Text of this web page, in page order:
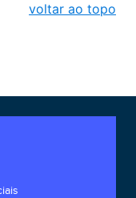
voltar ao topo